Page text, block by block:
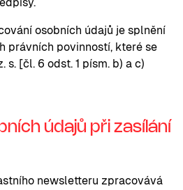
osobních údajů je splnění
právních povinností, které se
s. [čl. 6 odst. 1 písm. b) a c)
údajů při zasílání
newsletteru zpracovává